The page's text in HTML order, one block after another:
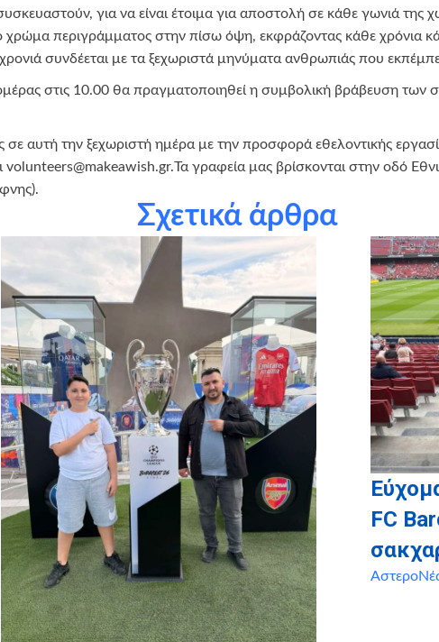
για να είναι έτοιμα για αποστολή σε κάθε γωνιά της
χρώμα περιγράμματος στην πίσω όψη, εκφράζοντας κάθε χρόνια
συνδέεται με τα ξεχωριστά μηνύματα ανθρωπιάς που
στις 10.00 θα πραγματοποιηθεί η συμβολική βράβευση των
σε αυτή την ξεχωριστή ημέρα με την προσφορά εθελοντικής
γραφεία μας βρίσκονται στην οδό
Σχετικά άρθρα
FC